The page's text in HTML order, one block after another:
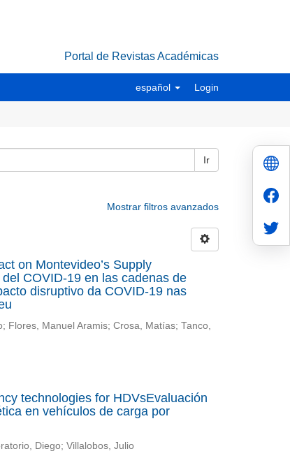
Portal de Revistas Académicas
español Login
Ir
Mostrar filtros avanzados
on Montevideo’s Supply
COVID-19 en las cadenas de
disruptivo da COVID-19 nas
Flores, Manuel Aramis; Crosa, Matías; Tanco,
technologies for HDVsEvaluación
en vehículos de carga por
Diego; Villalobos, Julio